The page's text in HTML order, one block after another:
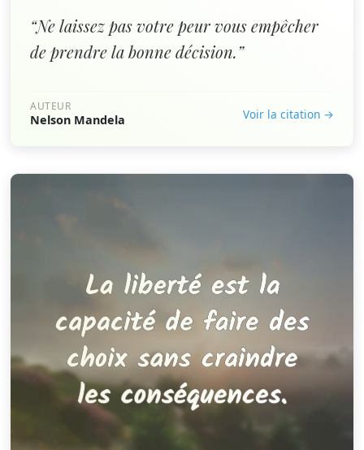
“Ne laissez pas votre peur vous empêcher
de prendre la bonne décision.”
AUTEUR
Nelson Mandela Voir la citation →